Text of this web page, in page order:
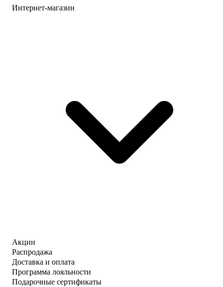
Интернет-магазин
Акции
Распродажа
Доставка и оплата
Программа лояльности
Подарочные сертификаты